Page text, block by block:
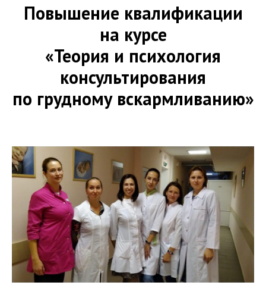
Повышение квалификации
на курсе
«Теория и психология
консультирования
по грудному вскармливанию»